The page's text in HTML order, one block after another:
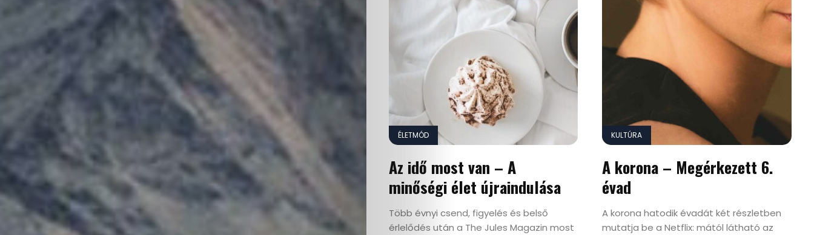
ÉLETMÓD
Az idő most van – A
minőségi élet újraindulása
Több évnyi csend, figyelés és belső
érlelődés után a The Jules Magazin most
KULTÚRA
A korona – Megérkezett 6.
évad
A korona hatodik évadát két részletben
mutatja be a Netflix: mától látható az